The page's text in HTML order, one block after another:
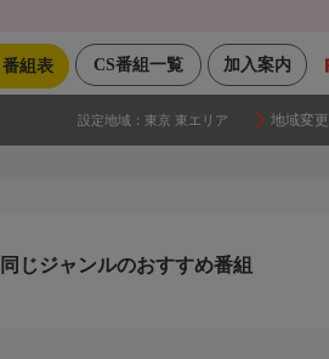
加入案内
CS番組一覧
番組表
設定地域： 東京 東エリア 地域変更
同じジャンルのおすすめ番組